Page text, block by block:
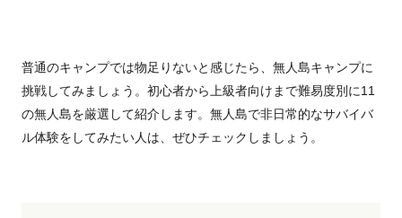
普通のキャンプでは物足りないと感じたら、無人島キャンプに
挑戦してみましょう。初心者から上級者向けまで難易度別に11
の無人島を厳選して紹介します。無人島で非日常的なサバイバ
ル体験をしてみたい人は、ぜひチェックしましょう。